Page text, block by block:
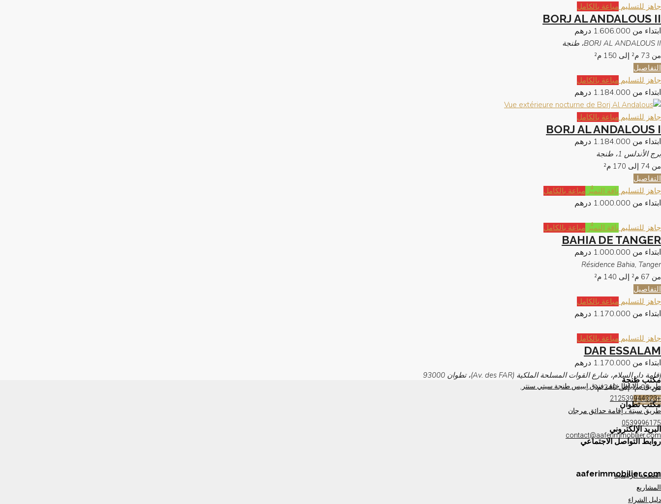
جاهز للتسليم مباعة بالكامل
BORJ AL ANDALOUS II
ابتداء من 1.606.000 درهم
BORJ AL ANDALOUS II، طنجة
من 73 م² إلى 150
م²
التفاصيل
جاهز للتسليم مباعة بالكامل
ابتداء من 1.184.000 درهم
جاهز للتسليم مباعة بالكامل
BORJ AL ANDALOUS I
ابتداء من 1.184.000 درهم
برج الأندلس 1، طنجة
من 74 إلى 170
م²
التفاصيل
جاهز للتسليم باقة التميُّز مباعة بالكامل
ابتداء من 1.000.000 درهم
جاهز للتسليم باقة التميُّز مباعة بالكامل
BAHIA DE TANGER
ابتداء من 1.000.000 درهم
Résidence Bahia, Tanger
من 67 م² إلى 140
م²
التفاصيل
جاهز للتسليم مباعة بالكامل
ابتداء من 1.170.000 درهم
جاهز للتسليم مباعة بالكامل
DAR ESSALAM
ابتداء من 1.170.000 درهم
إقامة دار السلام، شارع القوات المسلحة الملكية (Av. des FAR)، تطوان 93000
من 90 م² إلى 240
م²
التفاصيل
مكتب طنجة
طريق مالاباطا خلف فندق إيبيس طنجة سيتي سنتر.
+212539944323
مكتب تطوان
طريق سبتة ، إقامة حدائق مرجان
0539996175
البريد الإلكتروني
contact@aaferimmobilier.com
روابط التواصل الاجتماعي
aaferimmobilier.com
الصفحة الرئيسية
المشاريع
دليل الشراء